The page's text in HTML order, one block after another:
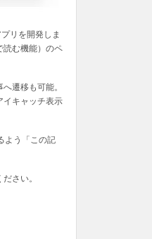
リを開発しま
読む機能）のペ
遷移も可能。
イキャッチ表示
よう「この記
さい。